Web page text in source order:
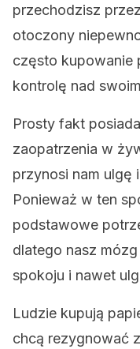
przechodzisz
otoczony
często kupowanie
kontrolę nad
Prosty fakt
zaopatrzenia w
przynosi nam ulgę i
Ponieważ w ten
podstawowe
dlatego nasz
spokoju i nawet
Ludzie kupują
chcą rezygnować